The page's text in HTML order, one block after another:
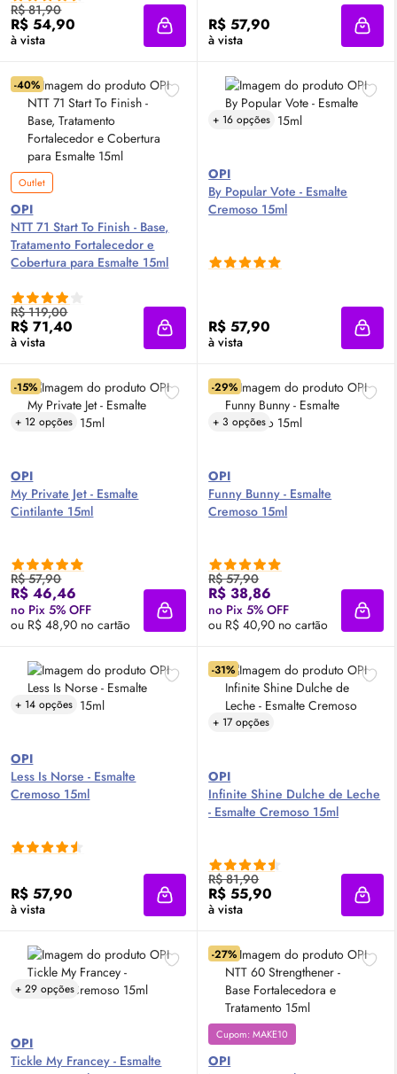
R$ 81,90
R$ 54,90
à vista Adicionar à sacola
R$ 57,90
à vista
-40%
Outlet
OPI
NTT 71 Start To Finish - Base,
Tratamento Fortalecedor e
Cobertura para Esmalte 15ml
R$ 119,00
R$ 71,40
à vista Adicionar à sacola
+ 16 opções
OPI
By Popular Vote - Esmalte
Cremoso 15ml
R$ 57,90
à vista
-15%
+ 12 opções
OPI
My Private Jet - Esmalte
Cintilante 15ml
R$ 57,90
R$ 46,46
no Pix 5% OFF
ou R$ 48,90 no cartão
Adicionar à sacola
-29%
+ 3 opções
OPI
Funny Bunny - Esmalte
Cremoso 15ml
R$ 57,90
R$ 38,86
no Pix 5% OFF
ou R$ 40,90 no cartão
+ 14 opções
OPI
Less Is Norse - Esmalte
Cremoso 15ml
R$ 57,90
à vista Adicionar à sacola
-31%
+ 17 opções
OPI
Infinite Shine Dulche de Leche
- Esmalte Cremoso 15ml
R$ 81,90
R$ 55,90
à vista
+ 29 opções
OPI
Tickle My Francey - Esmalte
-27%
Cupom: MAKE10
OPI